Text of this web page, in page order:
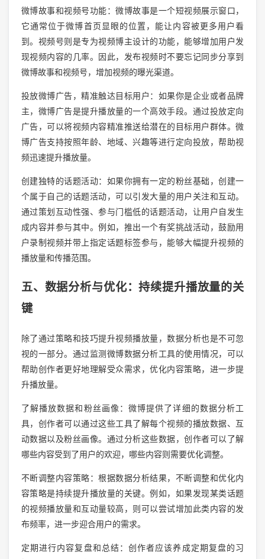
微博故事和视频号功能：微博故事是一个短视频展示窗口，
它通常位于微博首页显眼的位置，能让内容被更多用户看
到。视频号则是专为视频博主设计的功能，能够增加用户发
现视频内容的几率。因此，发布视频时不要忘记同步分享到
微博故事和视频号，增加视频的曝光渠道。
投放微博广告，精准触达目标用户：如果你是企业或者品牌
主，微博广告是提升播放量的一个高效手段。通过投放定向
广告，可以将视频内容精准推送给潜在的目标用户群体。微
博广告支持按照年龄、地域、兴趣等进行定向投放，帮助视
频迅速提升播放量。
创建独特的话题活动：如果你拥有一定的粉丝基础，创建一
个属于自己的话题活动，可以引发大量的用户关注和互动。
通过策划互动性强、参与门槛低的话题活动，让用户自发生
成内容并参与其中。例如，推出一个有奖挑战活动，鼓励用
户录制视频并带上指定话题标签参与，能够大幅提升视频的
播放量和传播范围。
五、数据分析与优化：持续提升播放量的关
键
除了通过策略和技巧提升视频播放量，数据分析也是不可忽
视的一部分。通过监测微博数据分析工具的使用情况，可以
帮助创作者更好地理解受众需求，优化内容策略，进一步提
升播放量。
了解播放数据和粉丝画像：微博提供了详细的数据分析工
具，创作者可以通过这些工具了解每个视频的播放数据、互
动数据以及粉丝画像。通过分析这些数据，创作者可以了解
哪些内容受到了用户的欢迎，哪些内容则需要优化调整。
不断调整内容策略：根据数据分析结果，不断调整和优化内
容策略是持续提升播放量的关键。例如，如果发现某类话题
的视频播放量和互动量较高，则可以尝试增加此类内容的发
布频率，进一步迎合用户的需求。
定期进行内容复盘和总结：创作者应该养成定期复盘的习